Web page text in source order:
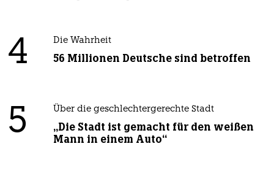
4 Die Wahrheit
56 Millionen Deutsche sind betroffen
5 Über die geschlechtergerechte Stadt
„Die Stadt ist gemacht für den weißen
Mann in einem Auto“